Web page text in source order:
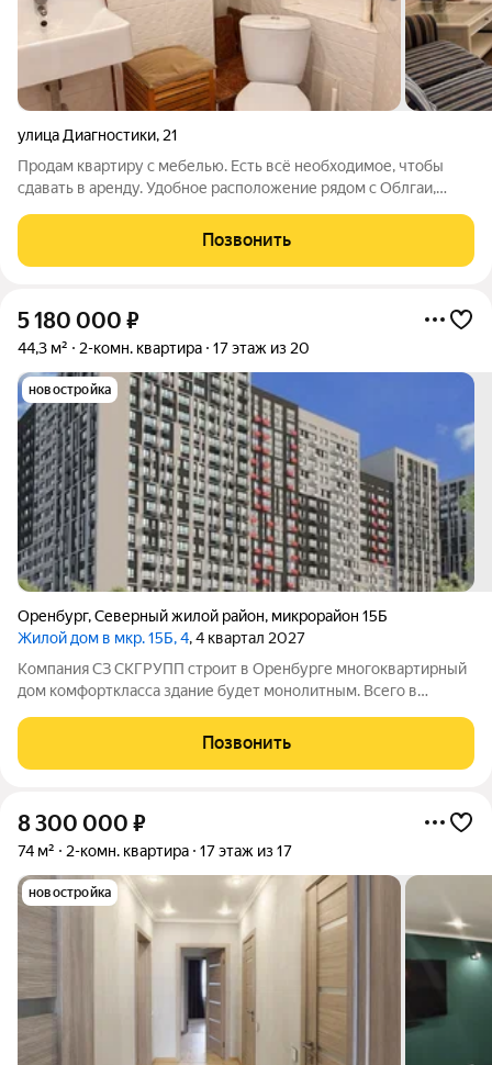
улица Диагностики, 21
Продам квартиру с мебелью. Есть всё необходимое, чтобы
сдавать в аренду. Удобное расположение рядом с Облгаи,
транспорта в шаговой доступности.
Позвонить
5 180 000 ₽
44,3 м² 2-комн. квартира 17 этаж из 20
новостройка
Оренбург,Северный жилой район, микрорайон 15Б
Жилой дом в мкр. 15Б, 4, 4 квартал 2027
Компания СЗ СКГРУПП строит в Оренбурге многоквартирный
дом комфорткласса здание будет монолитным. Всего в
однокомнатных, 127 двухкомнатных и 19 трёхкомнатных.
Совокупная жилая площадь составит 10040кв.
Позвонить
8 300 000 ₽
74 м² 2-комн. квартира 17 этаж из 17
новостройка